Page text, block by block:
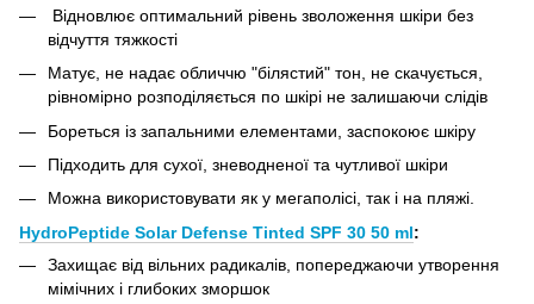
Відновлює оптимальний рівень зволоження шкіри без
відчуття тяжкості
Матує, не надає обличчю "білястий" тон, не скачується,
рівномірно розподіляється по шкірі не залишаючи слідів
Бореться із запальними елементами, заспокоює шкіру
Підходить для сухої, зневодненої та чутливої шкіри
Можна використовувати як у мегаполісі, так і на пляжі.
HydroPeptide Solar Defense Tinted SPF 30 50 ml:
Захищає від вільних радикалів, попереджаючи утворення
мімічних і глибоких зморшок